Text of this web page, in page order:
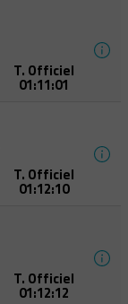
T. Officiel
01:11:01
T. Officiel
01:12:10
T. Officiel
01:12:12